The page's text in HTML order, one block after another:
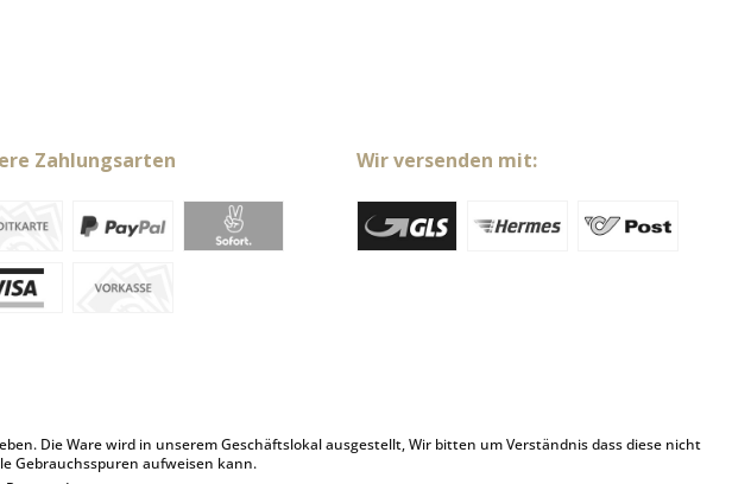
Zahlungsarten Wir versenden mit:
Die Ware wird in unserem Geschäftslokal ausgestellt, Wir bitten um Verständnis dass diese nicht
Gebrauchsspuren aufweisen kann.